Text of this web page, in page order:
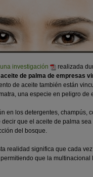
investigación
realizada
de palma de empresas
de aceite también están
una especie en peligro de
en los detergentes, champús,
que el aceite de palma
del bosque.
realidad significa que cada
que la